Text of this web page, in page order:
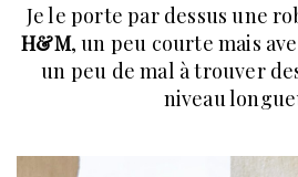
Je le porte par dessus une
H&M, un peu courte mais
un peu de mal à trouver
niveau